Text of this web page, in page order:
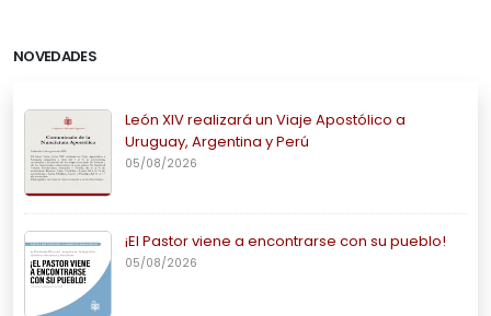
NOVEDADES
León XIV realizará un Viaje Apostólico a
Uruguay, Argentina y Perú
05/08/2026
¡El Pastor viene a encontrarse con su pueblo!
05/08/2026